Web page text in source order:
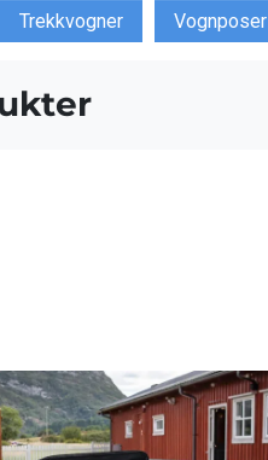
Trekkvogner Vognposer